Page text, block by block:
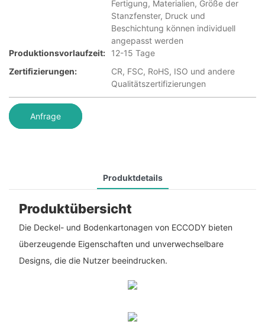
Fertigung, Materialien, Größe der
Stanzfenster, Druck und
Beschichtung können individuell
angepasst werden
Produktionsvorlaufzeit:
12-15 Tage
Zertifizierungen:
CR, FSC, RoHS, ISO und andere
Qualitätszertifizierungen
Anfrage
Produktdetails
Produktübersicht
Die Deckel- und Bodenkartonagen von ECCODY bieten
überzeugende Eigenschaften und unverwechselbare
Designs, die die Nutzer beeindrucken.